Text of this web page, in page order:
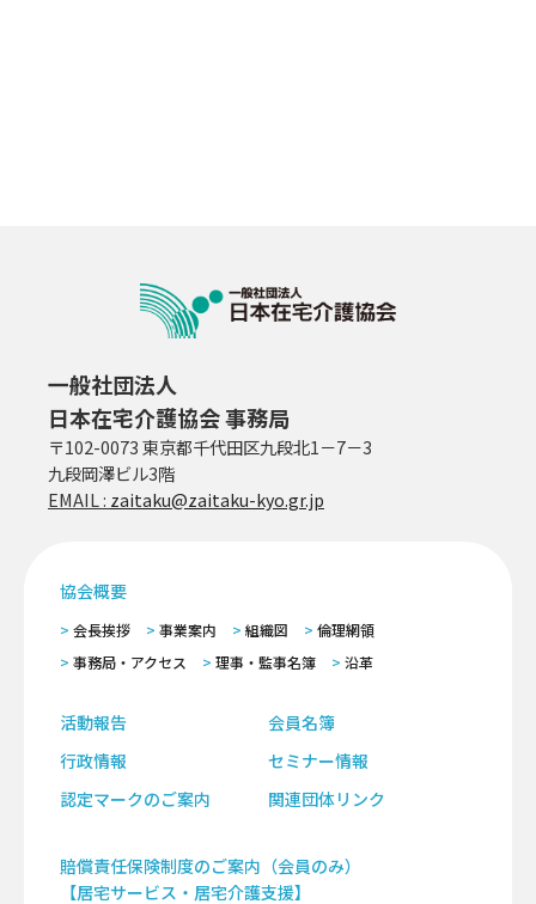
一般社団法人
日本在宅介護協会 事務局
〒102-0073 東京都千代田区九段北1－7－3
九段岡澤ビル3階
EMAIL : zaitaku@zaitaku-kyo.gr.jp
協会概要
会長挨拶 事業案内 組織図
倫理網領
事務局・アクセス
理事・監事名簿 沿革
活動報告
会員名簿
行政情報
セミナー情報
認定マークのご案内
関連団体リンク
賠償責任保険制度のご案内（会員のみ）
【居宅サービス・居宅介護支援】